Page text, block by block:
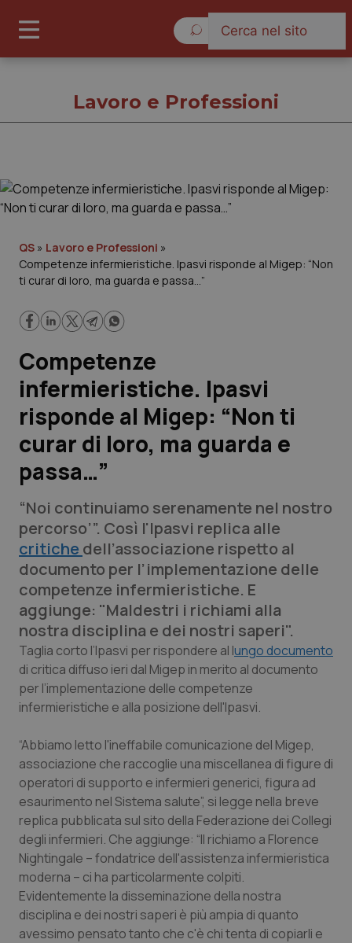
Governo e Parlamento
Regioni e Asl
Lavoro e Professioni
Scienza e Farmaci
Studi e Analisi
Lettere al direttore
Edizioni Regionali
QS Pro
Professionisti Sanitari.AI
Abruzzo
Basilicata
Calabria
Campania
Emilia-Romagna
Friuli Venezia Giulia
Lazio
Liguria
QS Pro Gold
Artrite & artrosi
Asma & BPCO
Car-T
Colesterolo & coronaropatie
Dermatite Atopica
Diabete & glucometri
Disturbi dell’umore
QS Club Newsletter
Lavoro e Professioni
QS » Lavoro e Professioni »
Competenze infermieristiche. Ipasvi risponde al Migep: “Non
ti curar di loro, ma guarda e passa…”
Competenze
infermieristiche. Ipasvi
risponde al Migep: “Non ti
curar di loro, ma guarda e
passa…”
“Noi continuiamo serenamente nel nostro
percorso’”. Così l'Ipasvi replica alle
critiche dell’associazione rispetto al
documento per l’implementazione delle
competenze infermieristiche. E
aggiunge: "Maldestri i richiami alla
nostra disciplina e dei nostri saperi".
Taglia corto l’Ipasvi per rispondere al lungo documento
di critica diffuso ieri dal Migep in merito al documento
per l’implementazione delle competenze
infermieristiche e alla posizione dell'Ipasvi.
“Abbiamo letto l'ineffabile comunicazione del Migep,
associazione che raccoglie una miscellanea di figure di
operatori di supporto e infermieri generici, figura ad
esaurimento nel Sistema salute”, si legge nella breve
replica pubblicata sul sito della Federazione dei Collegi
degli infermieri. Che aggiunge: “Il richiamo a Florence
Nightingale – fondatrice dell'assistenza infermieristica
moderna – ci ha particolarmente colpiti.
Evidentemente la disseminazione della nostra
disciplina e dei nostri saperi è più ampia di quanto
avessimo pensato tanto che c'è chi tenta di copiarli e